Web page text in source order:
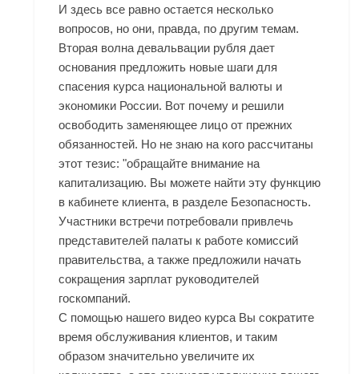
И здесь все равно остается несколько
вопросов, но они, правда, по другим темам.
Вторая волна девальвации рубля дает
основания предложить новые шаги для
спасения курса национальной валюты и
экономики России. Вот почему и решили
освободить заменяющее лицо от прежних
обязанностей. Но не знаю на кого рассчитаны
этот тезис: "обращайте внимание на
капитализацию. Вы можете найти эту функцию
в кабинете клиента, в разделе Безопасность.
Участники встречи потребовали привлечь
представителей палаты к работе комиссий
правительства, а также предложили начать
сокращения зарплат руководителей
госкомпаний.
С помощью нашего видео курса Вы сократите
время обслуживания клиентов, и таким
образом значительно увеличите их